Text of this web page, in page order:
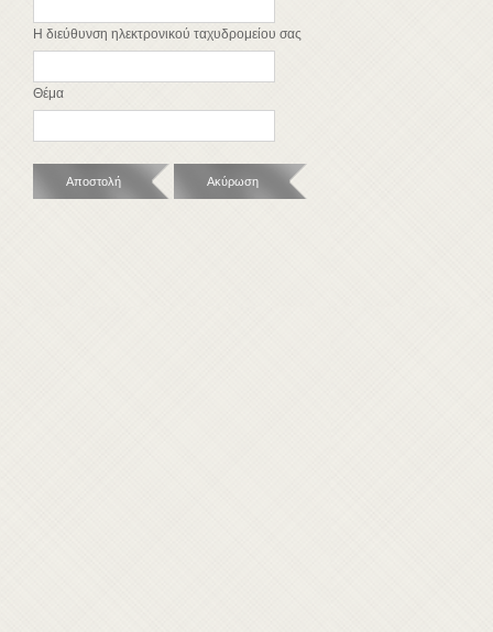
Η διεύθυνση ηλεκτρονικού ταχυδρομείου σας
Θέμα
Αποστολή Ακύρωση